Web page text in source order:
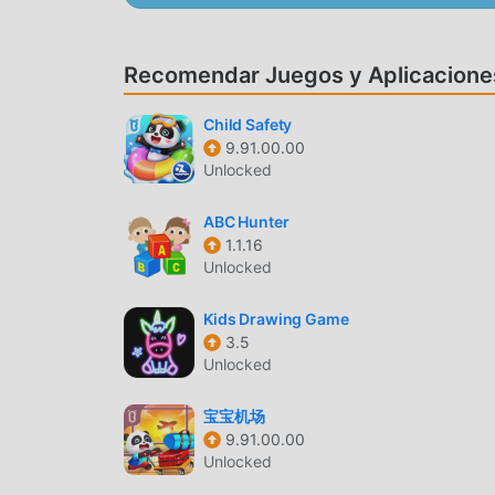
Mientras conserva el estilo original de
muchos tipos diferentes de teléfonos móviles
amantes de los juegos de educational puedan
MODIFICACIÓN ÚNICA
El juego tradicional de educational requiere
riqueza/habilidad/habilidades en el juego, que
tiempo, el proceso de acumulación será
""acumulación"" ligeramente aburrida. Los
a concentrarse en disfrutar la alegría del juego
DESCARGAR AHORA
Simplemente haz clic en el botón de descarga
la versión de mod gratuita Lil Volcano 0.0.5 en
Recomendar Juegos y
Child Safety
9.91.00.00
Unlocked
ABC Hunter
1.1.16
Unlocked
Kids Drawing Game
3.5
Unlocked
宝宝机场
9.91.00.00
Unlocked